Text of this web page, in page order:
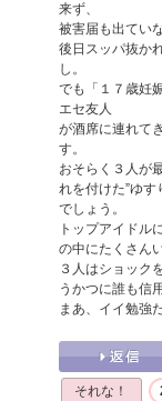
来ず、
被害届も出てい
後日スッパ抜か
し。
でも「１７歳妊
エセ友人
が酒席に連れて
す。
おそらく３人が
れを付けた”ゆ
でしょう。
トップアイドル
の中にたくさん
３人はショック
うかつに誰も信
まあ、イイ勉強
それな！